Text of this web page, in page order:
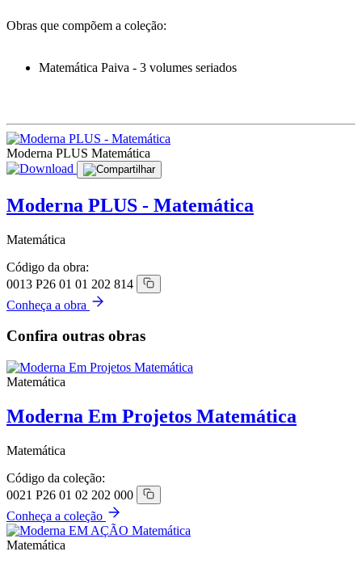
Obras que compõem a coleção:
Matemática Paiva - 3 volumes seriados
Moderna PLUS Matemática
Moderna PLUS - Matemática
Matemática
Código da obra:
0013 P26 01 01 202 814
Conheça a obra
Confira outras obras
Matemática
Moderna Em Projetos Matemática
Matemática
Código da coleção:
0021 P26 01 02 202 000
Conheça a coleção
Matemática